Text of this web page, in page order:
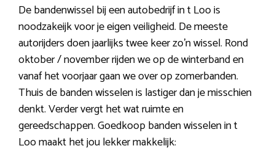
De bandenwissel bij een autobedrijf in t Loo is
noodzakeijk voor je eigen veiligheid. De meeste
autorijders doen jaarlijks twee keer zo’n wissel. Rond
oktober / november rijden we op de winterband en
vanaf het voorjaar gaan we over op zomerbanden.
Thuis de banden wisselen is lastiger dan je misschien
denkt. Verder vergt het wat ruimte en
gereedschappen. Goedkoop banden wisselen in t
Loo maakt het jou lekker makkelijk: